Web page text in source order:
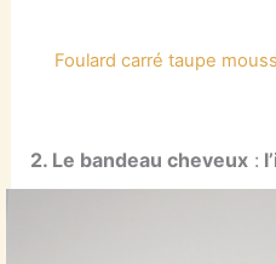
Foulard carré taupe
2. Le bandeau cheveux: